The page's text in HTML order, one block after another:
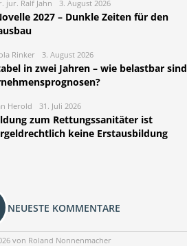
jur. Ralf Jahn 3. August 2026
2027 – Dunkle Zeiten für den
Rinker 3. August 2026
in zwei Jahren – wie belastbar sind
Herold 31. Juli 2026
zum Rettungssanitäter ist
keine Erstausbildung
NEUESTE KOMMENTARE
von Roland Nonnenmacher